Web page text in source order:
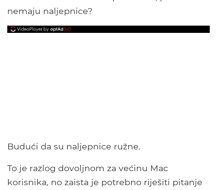
nemaju naljepnice?
Budući da su naljepnice ružne.
To je razlog dovoljnom za većinu Mac
korisnika, no zaista je potrebno riješiti pitanje